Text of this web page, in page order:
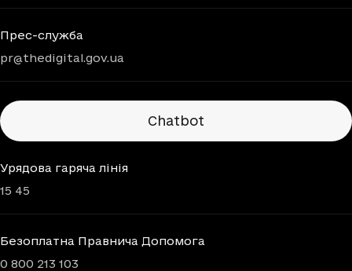
Прес-служба
pr@thedigital.gov.ua
Chatbots
Chatbot
Урядова гаряча лінія
15 45
Безоплатна Правнича Допомога
0 800 213 103